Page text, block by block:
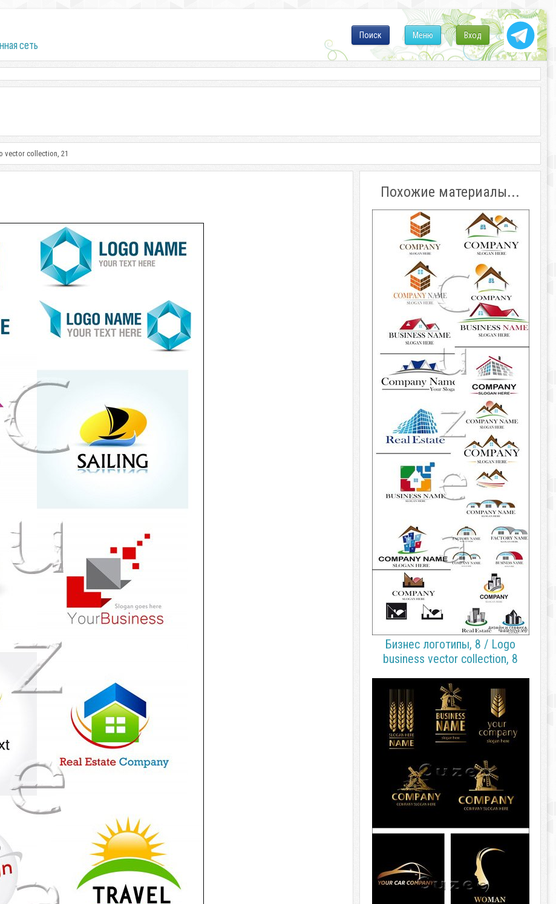
сеть
Вход
Меню
Поиск
vector collection, 21
Похожие материалы...
Бизнес логотипы, 8 / Logo
business vector collection, 8